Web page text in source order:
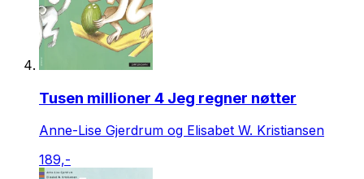
Tusen millioner 4 Jeg regner nøtter
Anne-Lise Gjerdrum og Elisabet W. Kristiansen
189,-